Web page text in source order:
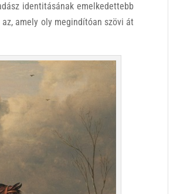
identitásának emelkedettebb
amely oly megindítóan szövi át